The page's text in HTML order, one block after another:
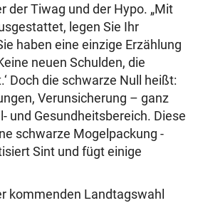
der Tiwag und der Hypo. „Mit
legen Sie Ihr
haben eine einzige Erzählung
neuen Schulden, die
Doch die schwarze Null heißt:
Verunsicherung – ganz
und Gesundheitsbereich. Diese
schwarze Mogelpackung -
Sint und fügt einige
kommenden Landtagswahl